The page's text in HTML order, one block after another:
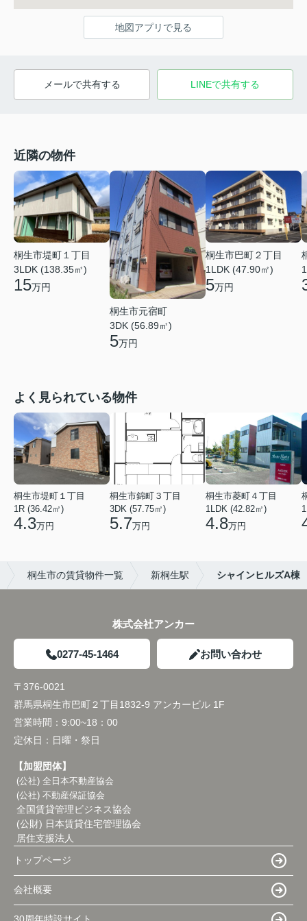
地図アプリで見る
メールで共有する LINEで共有する
近隣の物件
桐生市堤町１丁目
3LDK (138.35㎡)
15万円
桐生市元宿町
3DK (56.89㎡)
5万円
桐生市巴町２丁目
1LDK (47.90㎡)
5万円
よく見られている物件
桐生市堤町１丁目
1R (36.42㎡)
4.3万円
桐生市錦町３丁目
3DK (57.75㎡)
5.7万円
桐生市菱町４丁目
1LDK (42.82㎡)
4.8万円
桐生市の賃貸物件一覧 新桐生駅 シャインヒルズA棟
株式会社アンカー
0277-45-1464 お問い合わせ
〒376-0021
群馬県桐生市巴町２丁目1832-9 アンカービル 1F
営業時間： 9:00~18：00
定休日： 日曜・祭日
【加盟団体】
(公社) 全日本不動産協会
(公社) 不動産保証協会
全国賃貸管理ビジネス協会
(公財) 日本賃貸住宅管理協会
居住支援法人
トップページ
会社概要